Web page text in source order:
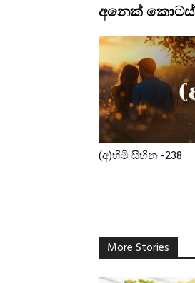
අනෙක් කොටස්
(අ)හිමි සිහින -238
More Stories